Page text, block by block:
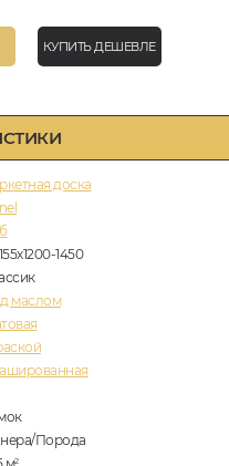
доска
1450
маслом
Порода
2
КУПИТЬ ДЕШЕВЛЕ